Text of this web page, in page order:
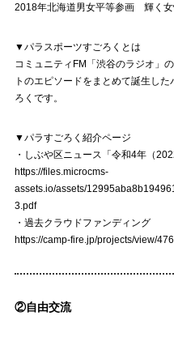
2018年北海道男女平等参画 輝く女
▼パラスポーツすごろくとは
コミュニティFM「渋谷のラジオ」
トのエピソードをまとめて誕生し
ろくです。
▼パラすごろく紹介ページ
・しぶや区ニュース「令和4年（
https://files.microcms-
assets.io/assets/
3.pdf
・過去クラウドファンディング
https://camp-fire.jp/projects/view/
②自由交流